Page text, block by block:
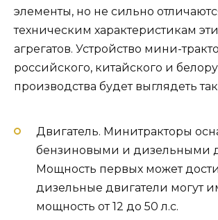
элементы, но не сильно
техническим характеристикам
агрегатов. Устройство мини-
российского, китайского и
производства будет выглядеть
Двигатель. Минитракторы
бензиновыми и дизельными
Мощность первых может
дизельные двигатели могут
мощность от 12 до 50 л.с.